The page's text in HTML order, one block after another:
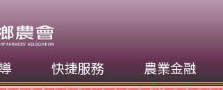
快捷服務 農業金融